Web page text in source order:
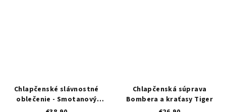
Chlapčenské slávnostné
oblečenie - Smotanový
trojkomplet
Chlapčenská súprava
Bombera a kraťasy Tiger